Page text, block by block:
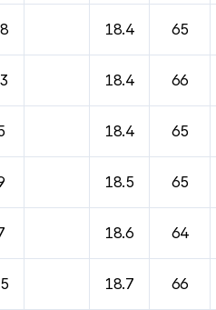
18.4 65
18.4 66
18.4 65
18.5 65
18.6 64
18.7 66